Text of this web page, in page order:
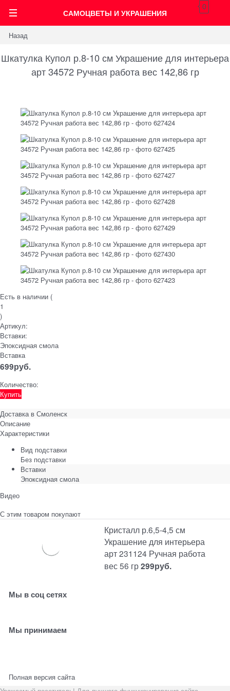
САМОЦВЕТЫ И УКРАШЕНИЯ
0
Назад
Шкатулка Купол р.8-10 см Украшение для интерьера
арт 34572 Ручная работа вес 142,86 гр
Есть в наличии (
1
)
Артикул:
Вставки:
Эпоксидная смола
Вставка
699руб.
Количество:
Купить
Доставка в Смоленск
Описание
Характеристики
Вид подставки
Без подставки
Вставки
Эпоксидная смола
Видео
С этим товаром покупают
Кристалл р.6,5-4,5 см
Украшение для интерьера
арт 231124 Ручная работа
вес 56 гр299руб.
Мы в соц сетях
Мы принимаем
Полная версия сайта